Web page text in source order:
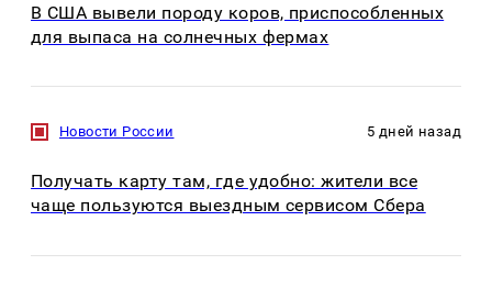
В США вывели породу коров, приспособленных
для выпаса на солнечных фермах
Новости России 5 дней назад
Получать карту там, где удобно: жители все
чаще пользуются выездным сервисом Сбера